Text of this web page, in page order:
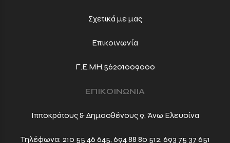
Σχετικά με μας
Επικοινωνία
Γ.Ε.ΜΗ.56201009000
ΕΠΙΚΟΙΝΩΝΙΑ
Ιπποκράτους & Δημοσθένους 9, Άνω Ελευσίνα
Τηλέφωνα: 210 55 46 645, 694 88 80 512, 693 75 37 651